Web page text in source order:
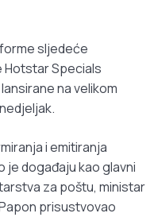
sljedeće
Hotstar Specials
na velikom
i emitiranja
je događaju kao glavni
za poštu, ministar
prisustvovao